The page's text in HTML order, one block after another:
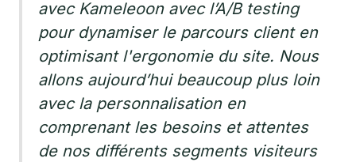
avec Kameleoon avec l’A/B testing
pour dynamiser le parcours client en
optimisant l'ergonomie du site. Nous
allons aujourd’hui beaucoup plus loin
avec la personnalisation en
comprenant les besoins et attentes
de nos différents segments visiteurs